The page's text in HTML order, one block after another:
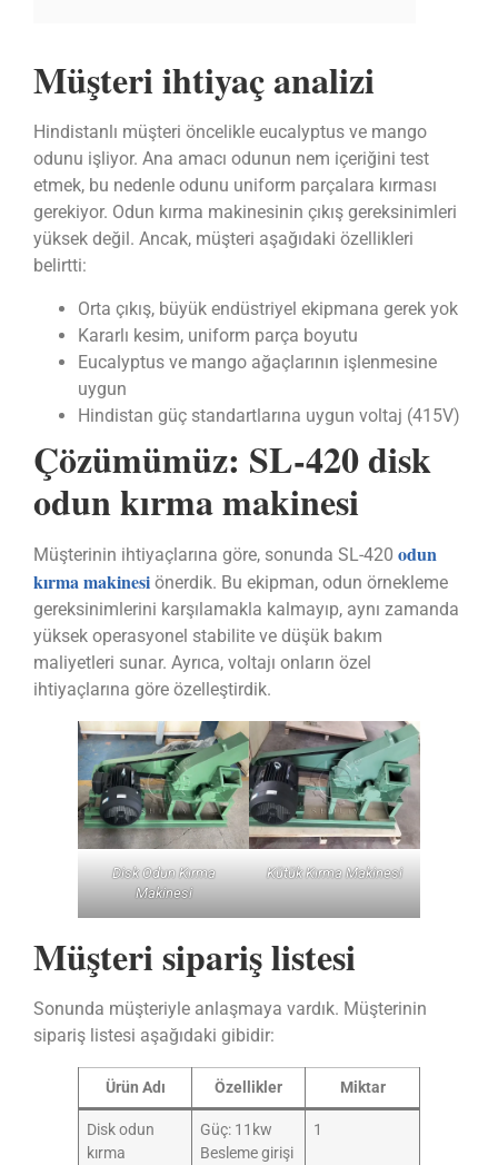
Müşteri ihtiyaç analizi
Hindistanlı müşteri öncelikle eucalyptus ve mango
odunu işliyor. Ana amacı odunun nem içeriğini test
etmek, bu nedenle odunu uniform parçalara kırması
gerekiyor. Odun kırma makinesinin çıkış gereksinimleri
yüksek değil. Ancak, müşteri aşağıdaki özellikleri
belirtti:
Orta çıkış, büyük endüstriyel ekipmana gerek yok
Kararlı kesim, uniform parça boyutu
Eucalyptus ve mango ağaçlarının işlenmesine
uygun
Hindistan güç standartlarına uygun voltaj (415V)
Çözümümüz: SL-420 disk
odun kırma makinesi
Müşterinin ihtiyaçlarına göre, sonunda SL-420 odun
kırma makinesi önerdik. Bu ekipman, odun örnekleme
gereksinimlerini karşılamakla kalmayıp, aynı zamanda
yüksek operasyonel stabilite ve düşük bakım
maliyetleri sunar. Ayrıca, voltajı onların özel
ihtiyaçlarına göre özelleştirdik.
Disk Odun Kırma
Makinesi
Kütük Kırma Makinesi
Müşteri sipariş listesi
Sonunda müşteriyle anlaşmaya vardık. Müşterinin
sipariş listesi aşağıdaki gibidir:
Ürün Adı Özellikler Miktar
Disk odun
kırma
Güç: 11kw
Besleme girişi
1